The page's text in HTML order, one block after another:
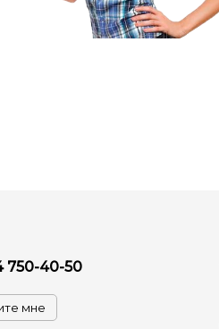
750-40-50
мне